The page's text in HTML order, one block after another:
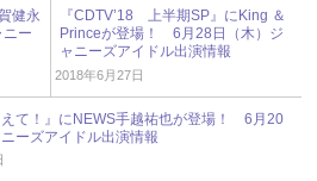
健永
ー
『CDTV’18 上半期SP』にKing ＆
Princeが登場！ 6月28日（木）ジ
ャニーズアイドル出演情報
2018年6月27日
えて！』にNEWS手越祐也が登場！ 6月20
ーズアイドル出演情報